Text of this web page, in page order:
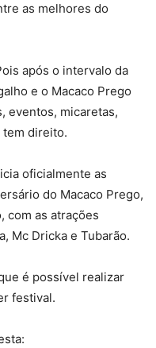
as melhores do
após o intervalo da
e o Macaco Prego
eventos, micaretas,
tem direito.
oficialmente as
do Macaco Prego,
com as atrações
Mc Dricka e Tubarão.
é possível realizar
festival.